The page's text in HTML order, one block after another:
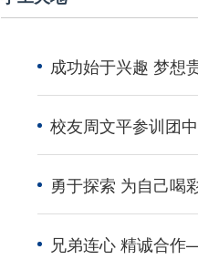
成功始于兴趣 梦想
校友周文平参训团
勇于探索 为自己
兄弟连心 精诚合